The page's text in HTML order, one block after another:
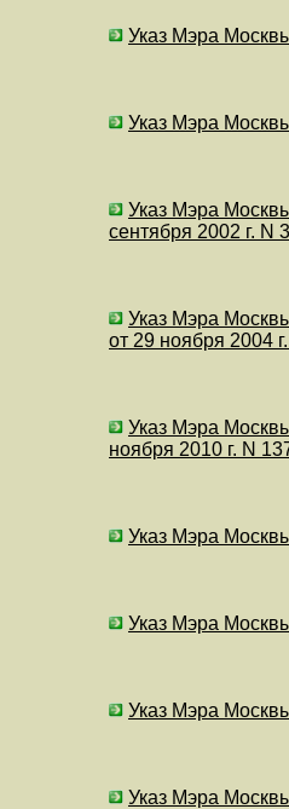
Указ Мэра
Указ Мэра
Указ Мэра
сентября 2002 г. N
Указ Мэра
от 29 ноября 2004
Указ Мэра
ноября 2010 г. N
Указ Мэра
Указ Мэра
Указ Мэра
Указ Мэра